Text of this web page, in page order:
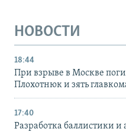
НОВОСТИ
18:44
При взрыве в Москве
Плохотнюк и зять
17:40
Разработка баллистики